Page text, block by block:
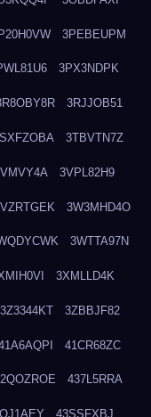
3PEBEUPM
3PX3NDPK
3RJJOB51
3TBVTN7Z
3VPL82H9
3W3MHD4O
3WTTA97N
3XMLLD4K
3Z3344KT 3ZBBJF82
41CR68ZC
437L5RRA
43SSFXBJ